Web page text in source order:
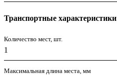
Транспортные характеристики
Количество мест, шт.
1
Максимальная длина места, мм